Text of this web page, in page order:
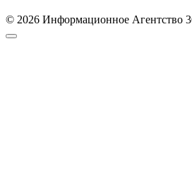
© 2026 Информационное Агентство